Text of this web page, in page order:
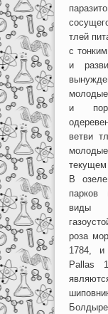
тлей
с
и
молодые
и
ветви
текущем
В
парков
виды
роза
1784, и
Pallas